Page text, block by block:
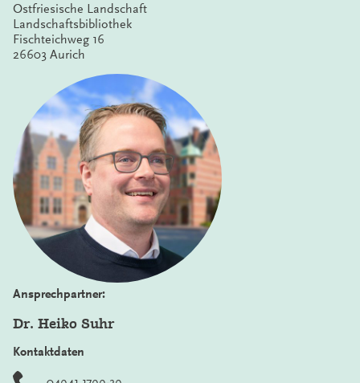
Ostfriesische Landschaft
Landschaftsbibliothek
Fischteichweg 16
26603 Aurich
Ansprechpartner:
Dr. Heiko Suhr
Kontaktdaten